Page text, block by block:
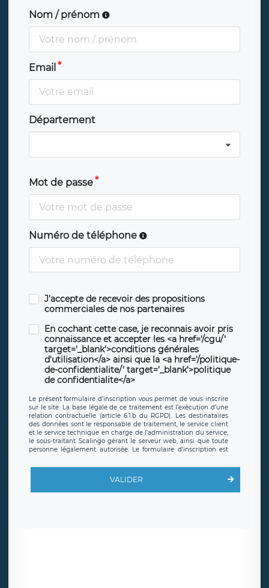
Nom / prénom
Email
Département
Mot de passe
Numéro de téléphone
J'accepte de recevoir des propositions
commerciales de nos partenaires
En cochant cette case, je reconnais avoir pris
connaissance et accepter les <a href='/cgu/'
target='_blank'>conditions générales
d'utilisation</a> ainsi que la <a href='/politique-
de-confidentialite/' target='_blank'>politique
de confidentialite</a>
Le présent formulaire d’inscription vous permet de vous inscrire
sur le site. La base légale de ce traitement est l’exécution d’une
relation contractuelle (article 6.1.b du RGPD). Les destinataires
des données sont le responsable de traitement, le service client
et le service technique en charge de l’administration du service,
le sous-traitant Scalingo gérant le serveur web, ainsi que toute
personne légalement autorisée. Le formulaire d’inscription est
offrant desclauses de protection conformes au RGPD. Les
en sollicite la suppression, étant entendu que vous pouvez
demander la suppression de vos données et retirer votre
VALIDER